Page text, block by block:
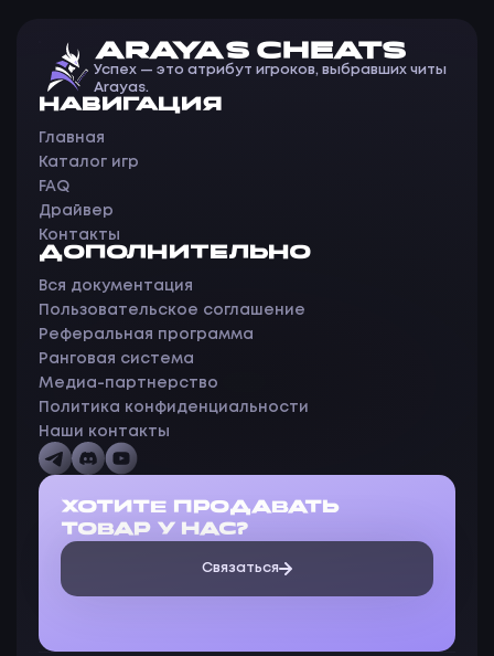
ARAYAS CHEATS
Успех — это атрибут игроков, выбравших читы
Arayas.
НАВИГАЦИЯ
Главная
Каталог игр
FAQ
Драйвер
Контакты
ДОПОЛНИТЕЛЬНО
Вся документация
Пользовательское соглашение
Реферальная программа
Ранговая система
Медиа-партнерство
Политика конфиденциальности
Наши контакты
ХОТИТЕ ПРОДАВАТЬ
ТОВАР У НАС?
Связаться